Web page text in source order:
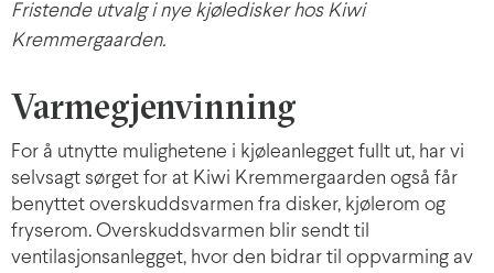
Fristende utvalg i nye kjøledisker hos Kiwi
Kremmergaarden.
Varmegjenvinning
For å utnytte mulighetene i kjøleanlegget fullt ut, har vi
selvsagt sørget for at Kiwi Kremmergaarden også får
benyttet overskuddsvarmen fra disker, kjølerom og
fryserom. Overskuddsvarmen blir sendt til
ventilasjonsanlegget, hvor den bidrar til oppvarming av